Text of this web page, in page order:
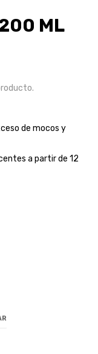
ML
de mocos y
a partir de 12